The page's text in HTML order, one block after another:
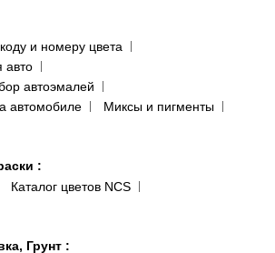
№40)
и номеру цвета
авто
автоэмалей
автомобиле
Миксы и пигменты
:
Каталог цветов NCS
Грунт :